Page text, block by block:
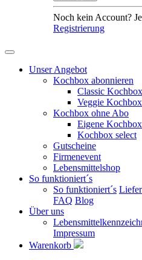
Noch kein Account?
Registrierung
Unser Angebot
Kochbox abonnieren
Classic
Veggie
Kochbox ohne Abo
Eigene
Kochbox select
Gutscheine
Firmenevent
Lebensmittelshop
So funktioniert´s
So funktioniert´s
FAQ Blog
Über uns
Impressum
Warenkorb